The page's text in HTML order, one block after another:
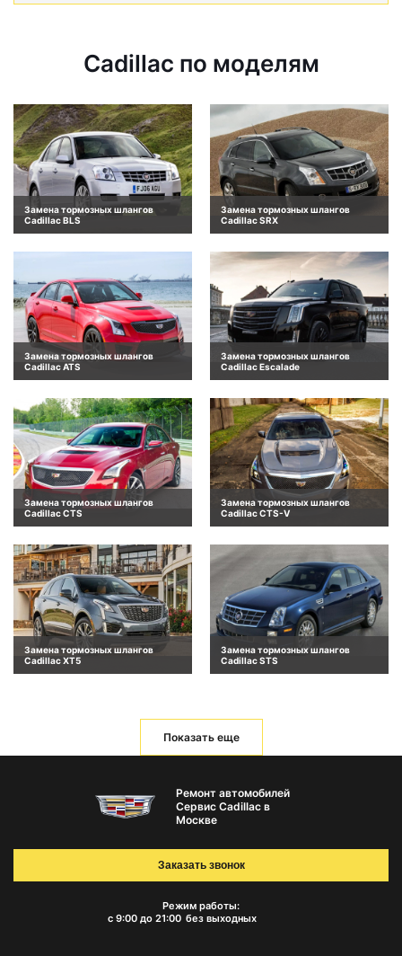
Cadillac по моделям
Замена тормозных шлангов
Cadillac BLS
Замена тормозных шлангов
Cadillac SRX
Замена тормозных шлангов
Cadillac ATS
Замена тормозных шлангов
Cadillac Escalade
Замена тормозных шлангов
Cadillac CTS
Замена тормозных шлангов
Cadillac CTS-V
Замена тормозных шлангов
Cadillac XT5
Замена тормозных шлангов
Cadillac STS
Показать еще
Ремонт автомобилей
Сервис Cadillac в
Москве
Режим работы:
с 9:00 до 21:00 без выходных
Заказать звонок